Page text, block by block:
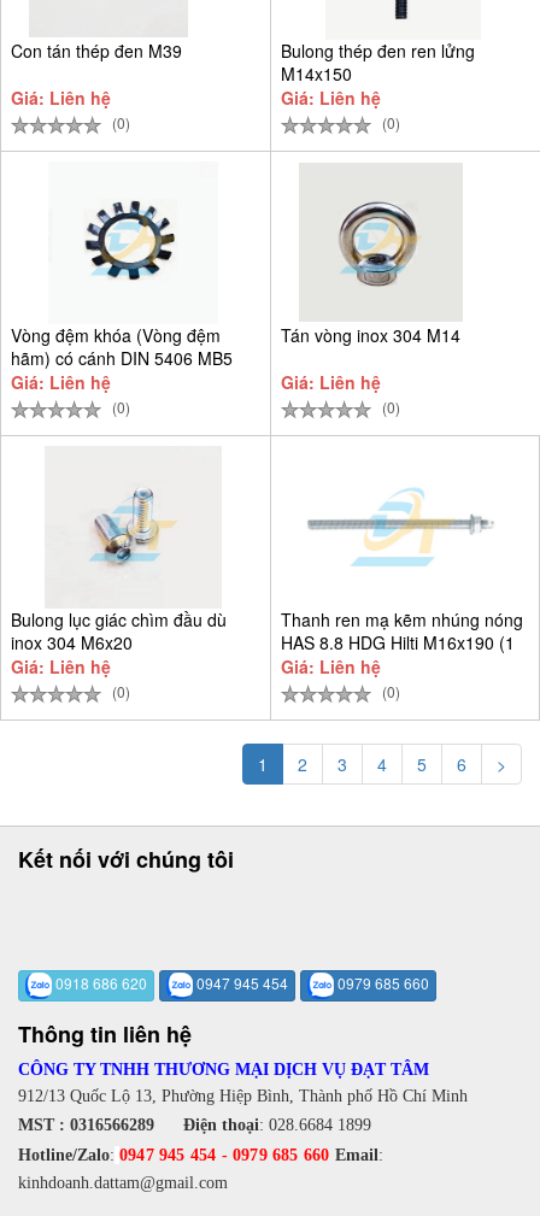
Con tán thép đen M39
Giá: Liên hệ
(0)
Bulong thép đen ren lửng
M14x150
Giá: Liên hệ
(0)
Vòng đệm khóa (Vòng đệm
hãm) có cánh DIN 5406 MB5
D25
Giá: Liên hệ
(0)
Tán vòng inox 304 M14
Giá: Liên hệ
(0)
Bulong lục giác chìm đầu dù
inox 304 M6x20
Giá: Liên hệ
(0)
Thanh ren mạ kẽm nhúng nóng
HAS 8.8 HDG Hilti M16x190 (1
Giá: Liên hệ
(0)
1 2 3 4 5 6 >
Kết nối với chúng tôi
0918 686 620 0947 945 454 0979 685 660
Thông tin liên hệ
CÔNG TY TNHH THƯƠNG MẠI DỊCH VỤ ĐẠT TÂM
912/13 Quốc Lộ 13, Phường Hiệp Bình, Thành phố Hồ Chí Minh
MST : 0316566289 Điện thoại: 028.6684 1899
Hotline/Zalo: 0947 945 454 -0979 685 660 Email:
kinhdoanh.dattam@gmail.com